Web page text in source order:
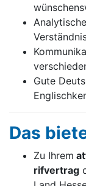
Gute
Das
Zu Ih­rem
rif­ver­trag